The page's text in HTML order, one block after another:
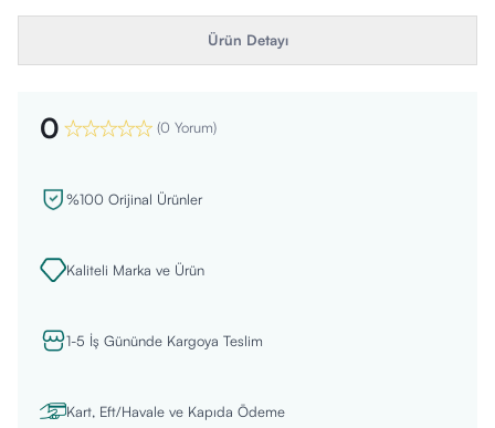
Ürün Detayı
0 (0 Yorum)
%100 Orijinal Ürünler
Kaliteli Marka ve Ürün
1-5 İş Gününde Kargoya Teslim
Kart, Eft/Havale ve Kapıda Ödeme